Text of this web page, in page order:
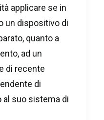
applicare se in
un dispositivo di
quanto a
ad un
di recente
di
al suo sistema di